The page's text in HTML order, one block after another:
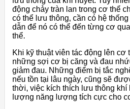
động chảy tràn lan trong cơ thể
có thể lưu thông, cần có hệ
dẫn để nó có thể đến từng cơ
thể.
Khi kỹ thuật viên tác động lên cơ
những sợi cơ bị căng và đau
giảm đau. Những điểm bị tắc
nếu tồn tại lâu ngày, cũng sẽ
thời, việc kích thích lưu thông khí
lượng năng lượng tích cực cho